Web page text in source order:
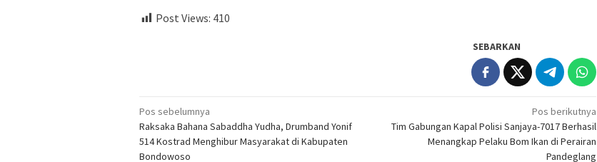
Post Views: 410
SEBARKAN
Navigasi
pos
Pos sebelumnya
Raksaka Bahana Sabaddha Yudha, Drumband Yonif
514 Kostrad Menghibur Masyarakat di Kabupaten
Bondowoso
Pos berikutnya
Tim Gabungan Kapal Polisi Sanjaya-7017 Berhasil
Menangkap Pelaku Bom Ikan di Perairan
Pandeglang